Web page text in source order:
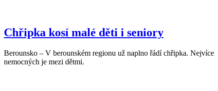
Chřipka kosí malé děti i seniory
Berounsko – V berounském regionu už naplno řádí chřipka. Nejvíce
nemocných je mezi dětmi.